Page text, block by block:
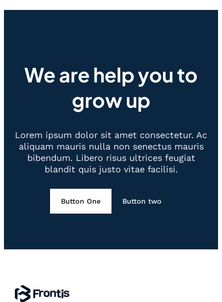
We are help you to
grow up
Lorem ipsum dolor sit amet consectetur. Ac
aliquam mauris nulla non senectus mauris
bibendum. Libero risus ultrices feugiat
blandit quis justo vitae facilisi.
Button One Button two